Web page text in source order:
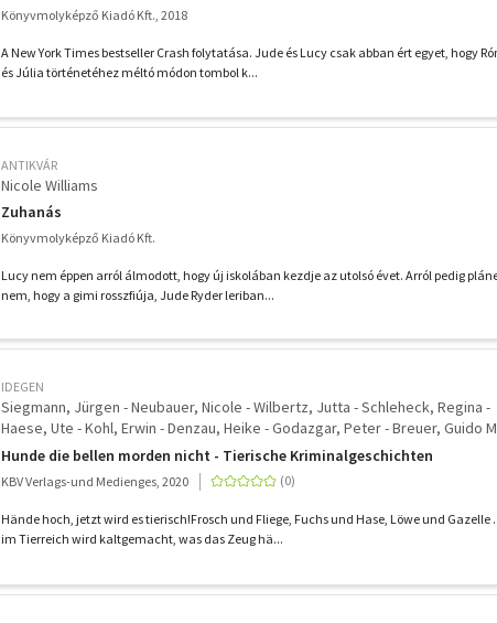
Könyvmolyképző Kiadó Kft., 2018
A New York Times bestseller Crash folytatása. Jude és Lucy csak abban ért egyet, hogy
és Júlia történetéhez méltó módon tombol k...
ANTIKVÁR
Nicole Williams
Zuhanás
Könyvmolyképző Kiadó Kft.
Lucy nem éppen arról álmodott, hogy új iskolában kezdje az utolsó évet. Arról pedig
nem, hogy a gimi rosszfiúja, Jude Ryder leriban...
IDEGEN
Siegmann, Jürgen - Neubauer, Nicole - Wilbertz, Jutta - Schleheck, Regina -
Haese, Ute - Kohl, Erwin - Denzau, Heike - Godazgar, Peter - Breuer, Guido
Meyer, Frank P. - Ehlers, Jürgen - Schwohl, Anette - Pistor, Elke - Williams,
Fenna - Friesenhahn, Peter - Kramp, Ralf
Hunde die bellen morden nicht - Tierische Kriminalgeschichten
KBV Verlags-und Medienges, 2020
Hände hoch, jetzt wird es tierisch!Frosch und Fliege, Fuchs und Hase, Löwe und Gazelle
im Tierreich wird kaltgemacht, was das Zeug hä...